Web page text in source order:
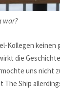
war?
Kollegen
die
uns nicht
Ship